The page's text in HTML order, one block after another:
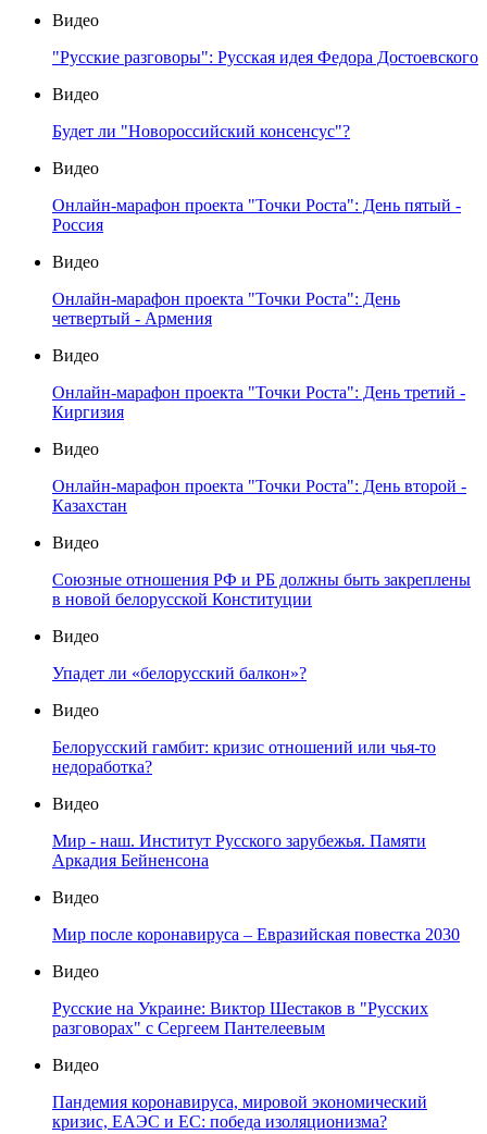
Видео
"Русские разговоры": Русская идея Федора Достоевского
Видео
Будет ли "Новороссийский консенсус"?
Видео
Онлайн-марафон проекта "Точки Роста": День пятый -
Россия
Видео
Онлайн-марафон проекта "Точки Роста": День
четвертый - Армения
Видео
Онлайн-марафон проекта "Точки Роста": День третий -
Киргизия
Видео
Онлайн-марафон проекта "Точки Роста": День второй -
Казахстан
Видео
Союзные отношения РФ и РБ должны быть закреплены
в новой белорусской Конституции
Видео
Упадет ли «белорусский балкон»?
Видео
Белорусский гамбит: кризис отношений или чья-то
недоработка?
Видео
Мир - наш. Институт Русского зарубежья. Памяти
Аркадия Бейненсона
Видео
Мир после коронавируса – Евразийская повестка 2030
Видео
Русские на Украине: Виктор Шестаков в "Русских
разговорах" с Сергеем Пантелеевым
Видео
Пандемия коронавируса, мировой экономический
кризис, ЕАЭС и ЕС: победа изоляционизма?